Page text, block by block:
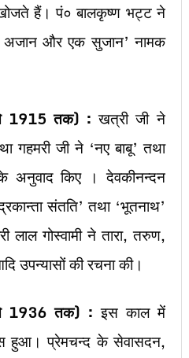
खोजते हैं। पं० बालकृष्ण भट्ट ने
अजान और एक सुजान’ नामक
1915 तक) : खत्री जी ने
गहमरी जी ने ‘नए बाबू’ तथा
अनुवाद किए । देवकीनन्दन
संतति’ तथा ‘भूतनाथ’
लाल गोस्वामी ने तारा, तरुण,
उपन्यासों की रचना की।
1936 तक) : इस काल में
हुआ। प्रेमचन्द के सेवासदन,